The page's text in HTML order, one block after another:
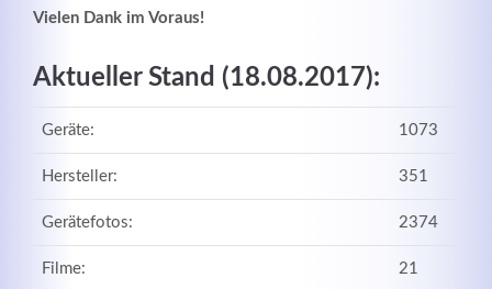
Vielen Dank im Voraus!
Aktueller Stand (18.08.2017):
Geräte: 1073
Hersteller: 351
Gerätefotos: 2374
Filme: 21